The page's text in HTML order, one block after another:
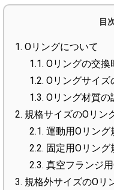
目
1. Oリングについて
1.1. Oリングの交換
1.2. Oリングサイズ
1.3. Oリング材質の
2. 規格サイズのOリン
2.1. 運動用Oリング
2.2. 固定用Oリン
2.3. 真空フランジ
3. 規格外サイズのOリ